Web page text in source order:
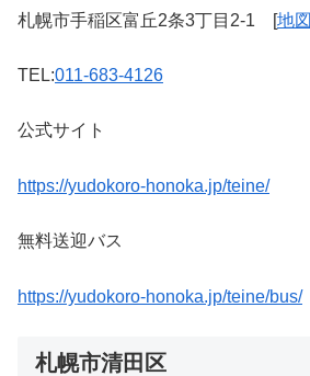
札幌市手稲区富丘2条3丁目2-1 [地図
TEL:011-683-4126
公式サイト
https://yudokoro-honoka.jp/teine/
無料送迎バス
https://yudokoro-honoka.jp/teine/bus/
札幌市清田区